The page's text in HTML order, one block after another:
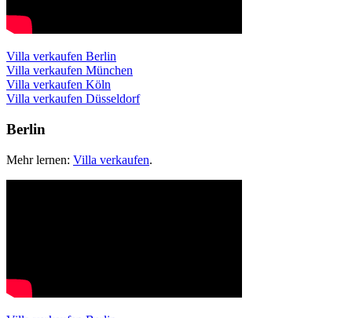
Villa verkaufen Berlin
Villa verkaufen München
Villa verkaufen Köln
Villa verkaufen Düsseldorf
Berlin
Mehr lernen: Villa verkaufen.